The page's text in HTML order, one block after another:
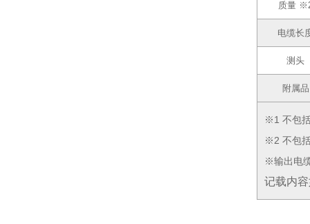
※1 不包
※2 不包
※输出电
记载内
质量
电缆长
测头
附属品